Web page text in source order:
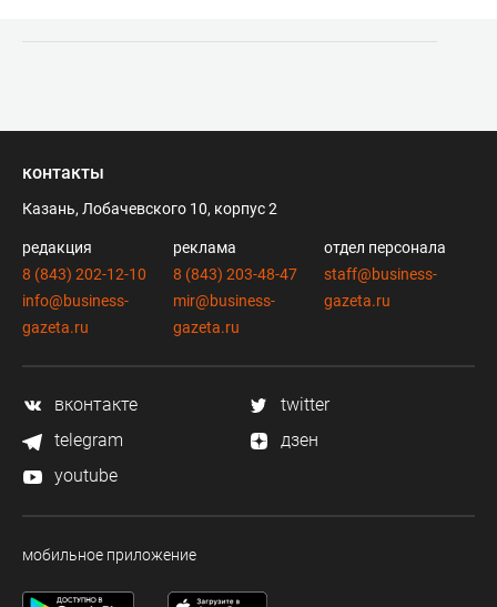
контакты
Казань, Лобачевского 10, корпус 2
редакция
8 (843) 202-12-10
info@business-
gazeta.ru
реклама
8 (843) 203-48-47
mir@business-
gazeta.ru
отдел персонала
staff@business-
gazeta.ru
вконтакте
twitter
telegram
дзен
youtube
мобильное приложение